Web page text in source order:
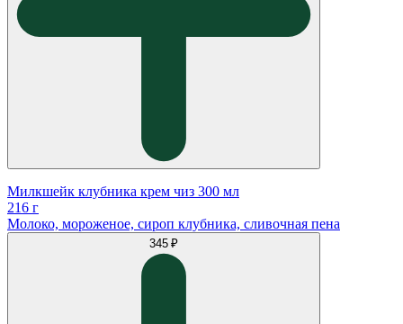
Милкшейк клубника крем чиз 300 мл
216 г
Молоко, мороженое, сироп клубника, сливочная пена
345 ₽